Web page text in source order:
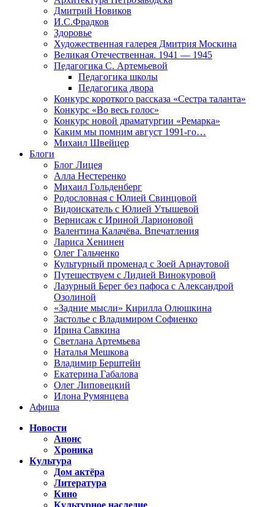
Дмитрий Новиков
И.С.Фрадков
Здоровье
Художественная галерея Дмитрия Москина
Великая Отечественная. 1941 — 1945
Педагогика С. Артемьевой
Педагогика школы
Педагогика двора
Конкурс короткого рассказа «Сестра таланта»
Конкурс «Во весь голос»
Конкурс новой драматургии «Ремарка»
Каким мы помним август 1991-го…
Михаил Швейцер
Блоги
Блог Лицея
Алла Нестеренко
Михаил Гольденберг
Родословная с Юлией Свинцовой
Видоискатель с Юлией Утышевой
Вернисаж с Ириной Ларионовой
Валентина Калачёва. Впечатления
Лариса Хенинен
Олег Гальченко
Культурный променад с Зоей Арнаутовой
Путешествуем с Лидией Винокуровой
Лазурный Берег без пафоса с Александрой
Озолиной
«Задние мысли» Кирилла Олюшкина
Застолье с Владимиром Софиенко
Ирина Савкина
Светлана Артемьева
Наталья Мешкова
Владимир Берштейн
Екатерина Габалова
Олег Липовецкий
Илона Румянцева
Афиша
Новости
Анонс
Хроника
Культура
Дом актёра
Литература
Кино